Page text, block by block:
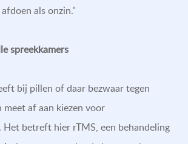
als onzin."
spreekkamers
bij pillen of daar bezwaar tegen
meet af aan kiezen voor
Het betreft hier rTMS, een behandeling